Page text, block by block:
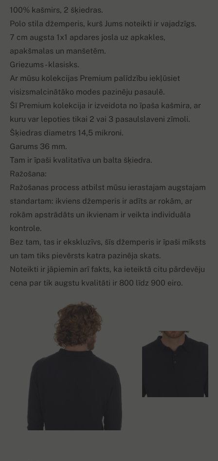
100% kašmirs, 2 šķiedras.
Polo stila džemperis, kurš Jums noteikti ir vajadzīgs.
7 cm augsta 1x1 apdares josla uz apkakles,
apakšmalas un manšetēm.
Griezums - klasisks.
Ar mūsu kolekcijas Premium palīdzību iekļūsiet
visizsmalcinātāko modes pazinēju pasaulē.
Šī Premium kolekcija ir izveidota no īpaša kašmira, ar
kuru var lepoties tikai 2 vai 3 pasaulslaveni zīmoli.
Šķiedras diametrs 14,5 mikroni.
Garums 36 mm.
Tam ir īpaši kvalitatīva un balta šķiedra.
Ražošana:
Ražošanas process atbilst mūsu ierastajam augstajam
standartam: ikviens džemperis ir adīts ar rokām, ar
rokām apstrādāts un ikvienam ir veikta individuāla
kontrole.
Bez tam, tas ir ekskluzīvs, šīs džemperis ir īpaši mīksts
un tam tiks pievērsts katra pazinēja skats.
Noteikti ir jāpiemin arī fakts, ka ieteiktā citu pārdevēju
cena par tik augstu kvalitāti ir 800 līdz 900 eiro.